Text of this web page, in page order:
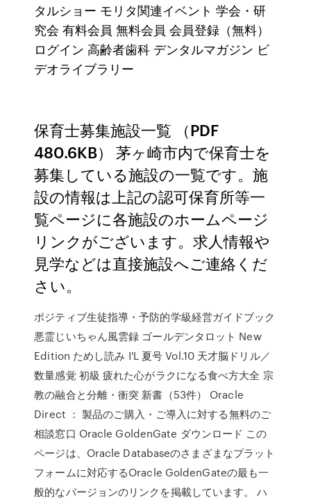
タルショー モリタ関連イベント 学会・研
究会 有料会員 無料会員 会員登録（無料）
ログイン 高齢者歯科 デンタルマガジン ビ
デオライブラリー
保育士募集施設一覧 （PDF
480.6KB） 茅ヶ崎市内で保育士を
募集している施設の一覧です。施
設の情報は上記の認可保育所等一
覧ページに各施設のホームページ
リンクがございます。求人情報や
見学などは直接施設へご連絡くだ
さい。
ポジティブ生徒指導・予防的学級経営ガイドブック
悪霊じいちゃん風雲録 ゴールデンタロット New
Edition ためし読み I'L 夏号 Vol.10 天才脳ドリル／
数量感覚 初級 疲れた心がラクになる食べ方大全 宗
教の融合と分離・衝突 新書（53件） Oracle
Direct ： 製品のご購入・ご導入に対する無料のご
相談窓口 Oracle GoldenGate ダウンロード この
ページは、Oracle Databaseのさまざまなプラット
フォームに対応するOracle GoldenGateの最も一
般的なバージョンのリンクを掲載しています。 ハ